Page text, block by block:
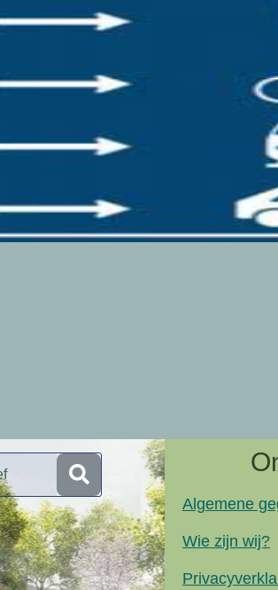
Algemene
Wie zijn wij?